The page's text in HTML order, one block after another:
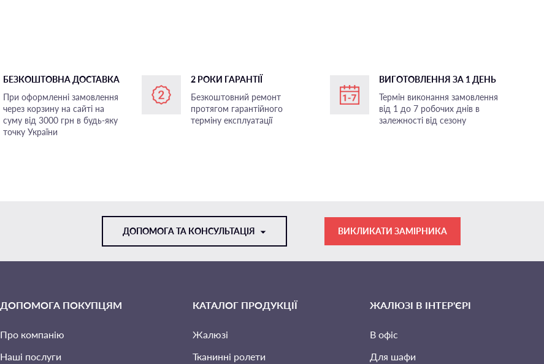
БЕЗКОШТОВНА ДОСТАВКА
При оформленні замовлення
через корзину на сайті на
суму від 3000 грн в будь-яку
точку України
2 РОКИ ГАРАНТІЇ
Безкоштовний ремонт
протягом гарантійного
терміну експлуатації
ВИГОТОВЛЕННЯ ЗА 1 ДЕНЬ
Термін виконання замовлення
від 1 до 7 робочих днів в
залежності від сезону
ДОПОМОГА ТА КОНСУЛЬТАЦІЯ ВИКЛИКАТИ ЗАМІРНИКА
ДОПОМОГА ПОКУПЦЯМ
Про компанію
Наші послуги
КАТАЛОГ ПРОДУКЦІЇ
Жалюзі
Тканинні ролети
ЖАЛЮЗІ В ІНТЕР'ЄРІ
В офіс
Для шафи